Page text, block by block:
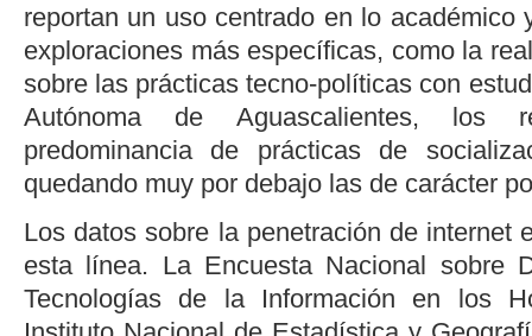
reportan un uso centrado en lo académico
exploraciones más específicas, como la
sobre las prácticas tecno-políticas con
Autónoma de Aguascalientes, los
predominancia de prácticas de
quedando muy por debajo las de carácter
Los datos sobre la penetración de internet
esta línea. La Encuesta Nacional sobre
Tecnologías de la Información en los